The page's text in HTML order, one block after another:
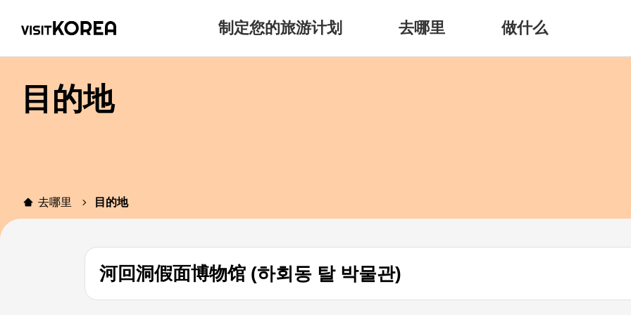
制定您的旅游计划 去哪里 做什么
目的地
去哪里 目的地
河回洞假面博物馆 (하회동 탈 박물관)